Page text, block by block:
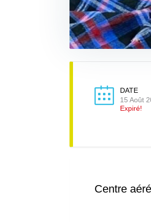
DATE
15 Août
Expiré!
Centre